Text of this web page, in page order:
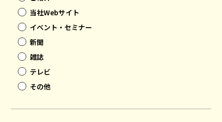
当社Webサイト
イベント・セミナー
新聞
雑誌
テレビ
その他